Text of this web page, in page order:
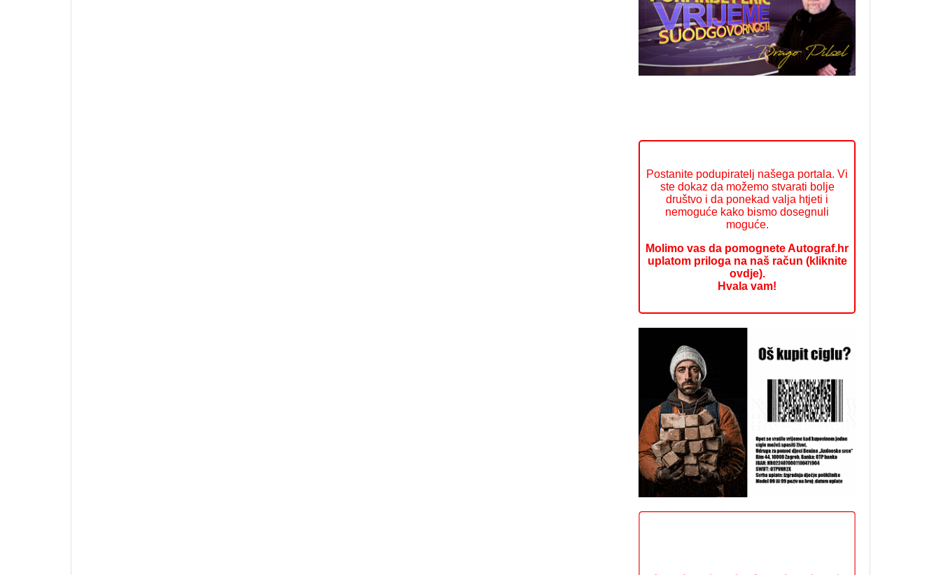
Postanite podupiratelj našega portala. Vi
ste dokaz da možemo stvarati bolje
društvo i da ponekad valja htjeti i
nemoguće kako bismo dosegnuli
moguće.
Molimo vas da pomognete Autograf.hr
uplatom priloga na naš račun (kliknite
ovdje).
Hvala vam!